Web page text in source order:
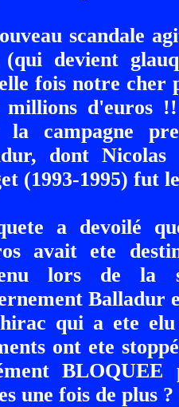
scandale
(qui devient
fois notre cher
millions d'euros
la campagne
dont
(1993-1995) fut
a devoilé
avait ete
lors de la
Balladur
qui a ete
ont ete
une fois de plus ?